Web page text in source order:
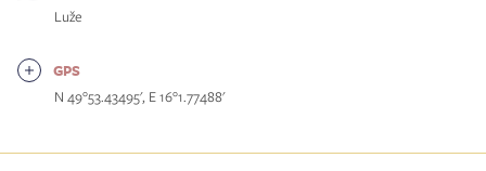
Luže
GPS
N 49°53.43495', E 16°1.77488'